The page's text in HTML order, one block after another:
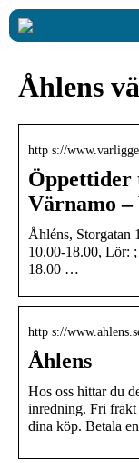
Åhlens
http s://
Öppettider
Värnamo
Åhléns, Storgatan
10.00-18.00, Lör:
18.00 …
http s://
Åhlens
Hos oss hittar du
inredning. Fri frakt
dina köp. Betala